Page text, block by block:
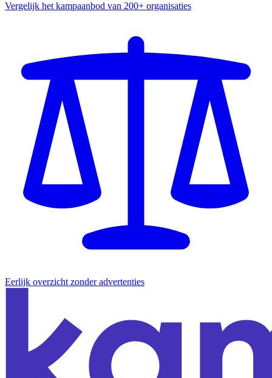
Vergelijk het kampaanbod van 200+ organisaties
Eerlijk overzicht zonder advertenties